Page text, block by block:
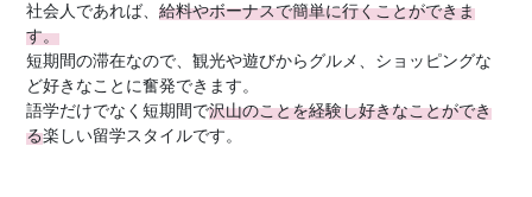
社会人であれば、給料やボーナスで簡単に行くことができま
す。
短期間の滞在なので、観光や遊びからグルメ、ショッピングな
ど好きなことに奮発できます。
語学だけでなく短期間で沢山のことを経験し好きなことができ
る楽しい留学スタイルです。